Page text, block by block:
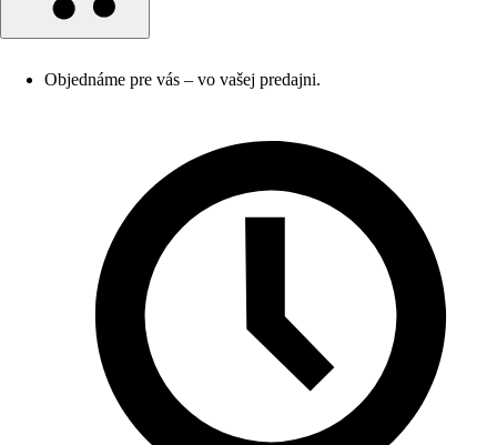
Objednáme pre vás – vo vašej predajni.